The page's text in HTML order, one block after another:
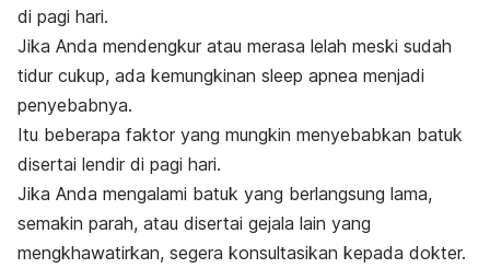
di pagi hari.
Jika Anda mendengkur atau merasa lelah meski sudah
tidur cukup, ada kemungkinan sleep apnea menjadi
penyebabnya.
Itu beberapa faktor yang mungkin menyebabkan batuk
disertai lendir di pagi hari.
Jika Anda mengalami batuk yang berlangsung lama,
semakin parah, atau disertai gejala lain yang
mengkhawatirkan, segera konsultasikan kepada dokter.